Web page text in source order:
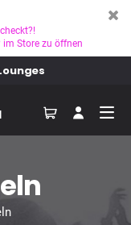
im Store zu öffnen